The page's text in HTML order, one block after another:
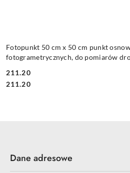
Fotopunkt 50 cm x 50 cm punkt
fotogrametrycznych, do pomiarów
Cena:
211.20
Cena:
211.20
Dane adresowe